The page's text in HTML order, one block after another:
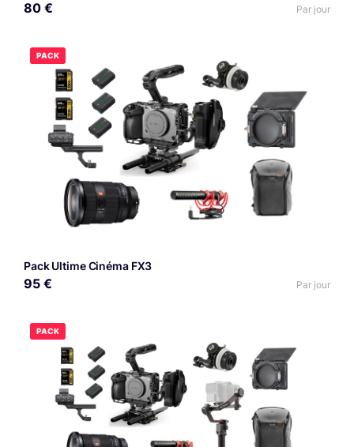
80 € Par jour
PACK
Pack Ultime Cinéma FX3
95 € Par jour
PACK